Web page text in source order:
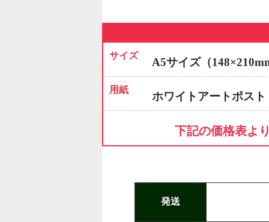
サイズ
A5サイズ（
用紙
ホワイトアートポス
下記の価格表よ
発送